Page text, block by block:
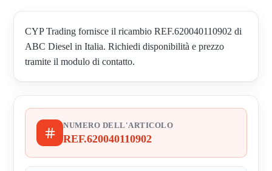
CYP Trading fornisce il ricambio REF.620040110902 di
ABC Diesel in Italia. Richiedi disponibilità e prezzo
tramite il modulo di contatto.
NUMERO DELL'ARTICOLO
REF.620040110902